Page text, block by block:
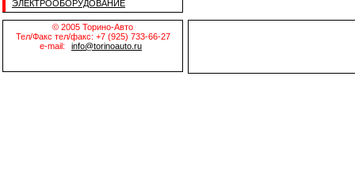
ЭЛЕКТРООБОРУДОВАНИЕ
© 2005 Торино-Авто
Тел/Факс тел/факс: +7 (925) 733-66-27
e-mail:
info@torinoauto.ru